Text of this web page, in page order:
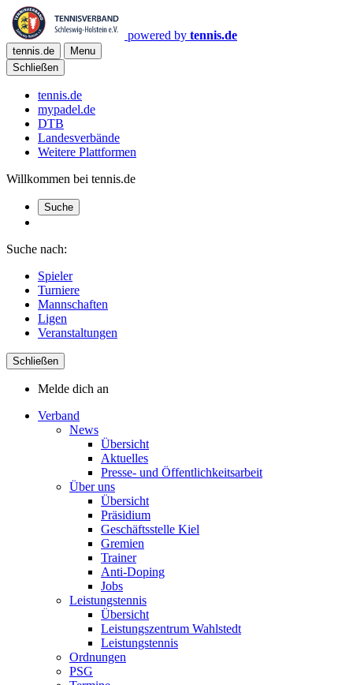
powered by tennis.de
tennis.de
Menu
Schließen
tennis.de
mypadel.de
DTB
Landesverbände
Weitere Plattformen
Willkommen bei tennis.de
Suche
Suche nach:
Spieler
Turniere
Mannschaften
Ligen
Veranstaltungen
Schließen
Melde dich an
Verband
News
Übersicht
Aktuelles
Presse- und Öffentlichkeitsarbeit
Über uns
Übersicht
Präsidium
Geschäftsstelle Kiel
Gremien
Trainer
Anti-Doping
Jobs
Leistungstennis
Übersicht
Leistungszentrum Wahlstedt
Leistungstennis
Ordnungen
PSG